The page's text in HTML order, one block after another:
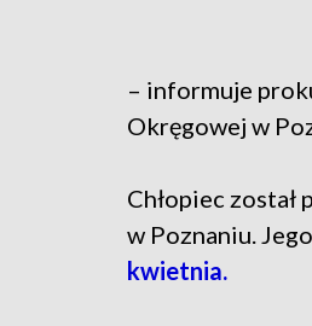
– informuje
Okręgowej w
Chłopiec
w Poznaniu.
kwietnia.